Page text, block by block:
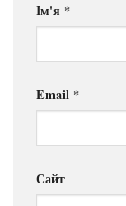
Ім'я *
Email *
Сайт